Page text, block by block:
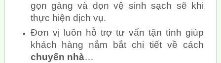
gọn gàng và dọn vệ sinh sạch sẽ khi
thực hiện dịch vụ.
Đơn vị luôn hỗ trợ tư vấn tận tình giúp
khách hàng nắm bắt chi tiết về cách
chuyển nhà…